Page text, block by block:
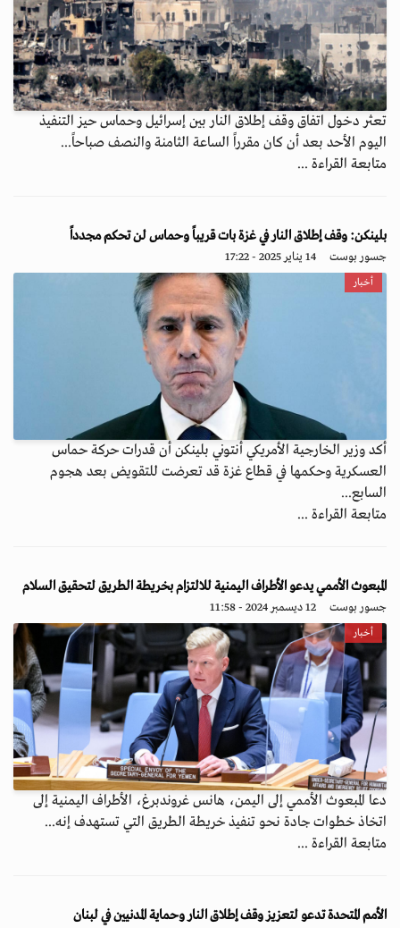
تعثر دخول اتفاق وقف إطلاق النار بين إسرائيل وحماس حيز التنفيذ
اليوم الأحد بعد أن كان مقرراً الساعة الثامنة والنصف صباحاً...
متابعة القراءة ...
بلينكن: وقف إطلاق النار في غزة بات قريباً وحماس لن تحكم مجدداً
جسور بوست 14 يناير 2025 - 17:22
أخبار
أكد وزير الخارجية الأمريكي أنتوني بلينكن أن قدرات حركة حماس
العسكرية وحكمها في قطاع غزة قد تعرضت للتقويض بعد هجوم
السابع...
متابعة القراءة ...
المبعوث الأممي يدعو الأطراف اليمنية للالتزام بخريطة الطريق لتحقيق السلام
جسور بوست 12 ديسمبر 2024 - 11:58
أخبار
دعا المبعوث الأممي إلى اليمن، هانس غروندبرغ، الأطراف اليمنية إلى
اتخاذ خطوات جادة نحو تنفيذ خريطة الطريق التي تستهدف إنه...
متابعة القراءة ...
الأمم المتحدة تدعو لتعزيز وقف إطلاق النار وحماية المدنيين في لبنان